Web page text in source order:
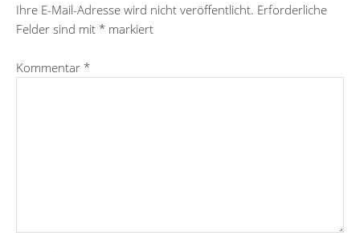
Ihre E-Mail-Adresse wird nicht veröffentlicht. Erforderliche
Felder sind mit * markiert
Kommentar *